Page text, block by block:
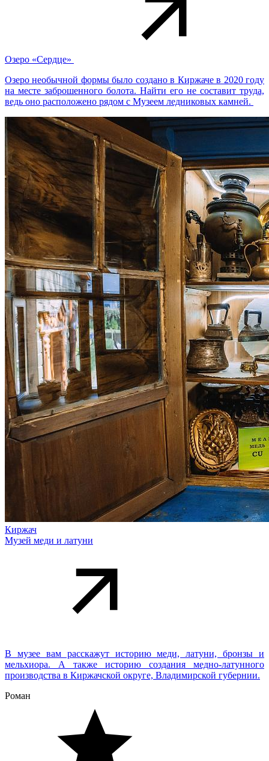
Озеро «Сердце»
Озеро необычной формы было создано в Киржаче в 2020 году
на месте заброшенного болота. Найти его не составит труда,
ведь оно расположено рядом с Музеем ледниковых камней.
Киржач
Музей меди и латуни
В музее вам расскажут историю меди, латуни, бронзы и
мельхиора. А также историю создания медно-латунного
производства в Киржачской округе, Владимирской губернии.
Роман